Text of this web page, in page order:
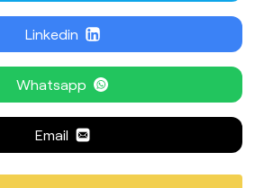
Linkedin
Whatsapp
Email